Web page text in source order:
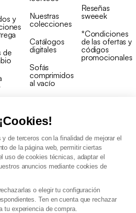
¡Cookies!
de terceros con la finalidad de mejorar el
de la página web, permitir ciertas
uso de cookies técnicas, adaptar el
anuncios mediante cookies de
o elegir tu configuración
Ten en cuenta que rechazar
tu experiencia de compra.
y
de
Nuestras
colecciones
Catálogos
digitales
Sofás
comprimidos
al vacío
Reseñas
sweeek
*Condiciones
de las ofertas y
códigos
promocionales
datos personales y cookies
de Venta Profesional